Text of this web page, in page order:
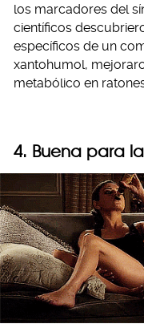
los marcadores del
científicos
específicos de un
xantohumol,
metabólico en
4. Buena para